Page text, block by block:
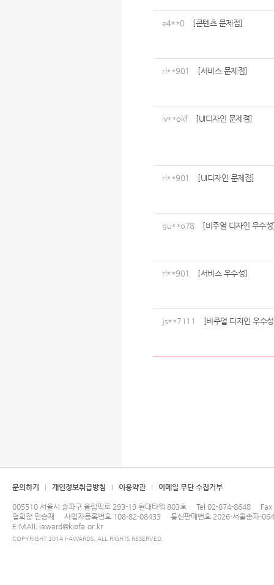
문의하기 개인정보취급방침 이용약관 이메일 무단 수집거부
005510 서울시 송파구 올림픽로 293-19 현대타워 803호 Tel 02-874-8648
협회장 민승재
사업자등록번호 108-82-08433
통신판매번호 2026-서울송파-
E-MAIL iaward@kipfa.or.kr
COPYRIGHT 2014 I-AWARDS. ALL RIGHTS RESERVED.